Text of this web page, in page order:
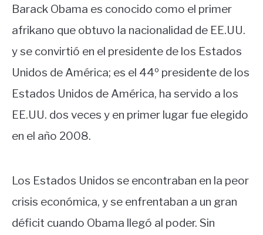
Barack Obama es conocido como el primer
afrikano que obtuvo la nacionalidad de EE.UU.
y se convirtió en el presidente de los Estados
Unidos de América; es el 44º presidente de los
Estados Unidos de América, ha servido a los
EE.UU. dos veces y en primer lugar fue elegido
en el año 2008.
Los Estados Unidos se encontraban en la peor
crisis económica, y se enfrentaban a un gran
déficit cuando Obama llegó al poder. Sin